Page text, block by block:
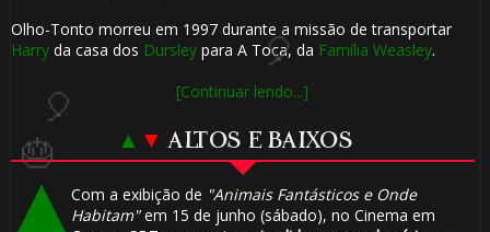
Olho-Tonto morreu em 1997 durante a missão de transportar
Harryda casa dos Dursleypara A Toca, da Família Weasley.
[Continuar lendo...]
▲ ▼ ALTOS E BAIXOS
Com a exibição de "Animais Fantásticos e Onde
Habitam"em 15 de junho (sábado), no Cinema em
🎈